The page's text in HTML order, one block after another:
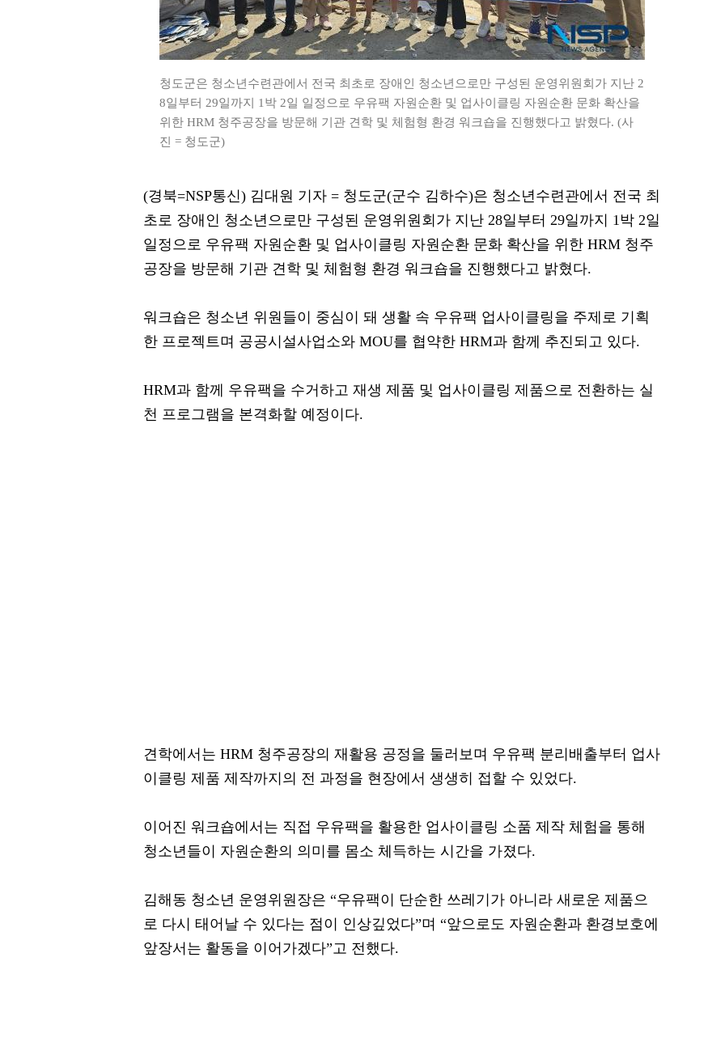
청도군은 청소년수련관에서 전국 최초로 장애인 청소년으로만 구성된 운영위원회가 지난 2
8일부터 29일까지 1박 2일 일정으로 우유팩 자원순환 및 업사이클링 자원순환 문화 확산을
위한 HRM 청주공장을 방문해 기관 견학 및 체험형 환경 워크숍을 진행했다고 밝혔다. (사
진 = 청도군)
(경북=NSP통신) 김대원 기자 = 청도군(군수 김하수)은 청소년수련관에서 전국 최
초로 장애인 청소년으로만 구성된 운영위원회가 지난 28일부터 29일까지 1박 2일
일정으로 우유팩 자원순환 및 업사이클링 자원순환 문화 확산을 위한 HRM 청주
공장을 방문해 기관 견학 및 체험형 환경 워크숍을 진행했다고 밝혔다.
워크숍은 청소년 위원들이 중심이 돼 생활 속 우유팩 업사이클링을 주제로 기획
한 프로젝트며 공공시설사업소와 MOU를 협약한 HRM과 함께 추진되고 있다.
HRM과 함께 우유팩을 수거하고 재생 제품 및 업사이클링 제품으로 전환하는 실
천 프로그램을 본격화할 예정이다.
견학에서는 HRM 청주공장의 재활용 공정을 둘러보며 우유팩 분리배출부터 업사
이클링 제품 제작까지의 전 과정을 현장에서 생생히 접할 수 있었다.
이어진 워크숍에서는 직접 우유팩을 활용한 업사이클링 소품 제작 체험을 통해
청소년들이 자원순환의 의미를 몸소 체득하는 시간을 가졌다.
김해동 청소년 운영위원장은 “우유팩이 단순한 쓰레기가 아니라 새로운 제품으
로 다시 태어날 수 있다는 점이 인상깊었다”며 “앞으로도 자원순환과 환경보호에
앞장서는 활동을 이어가겠다”고 전했다.